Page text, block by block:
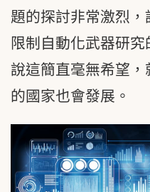
題的探討非常激烈
限制自動化武器研
說這簡直毫無希望，
的國家也會發展。